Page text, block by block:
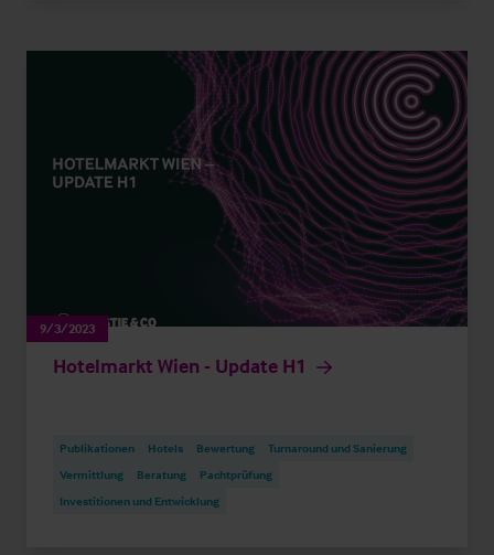
9/3/2023
Hotelmarkt Wien - Update H1
Publikationen Hotels Bewertung
Turnaround und Sanierung
Vermittlung
Beratung
Pachtprüfung
Investitionen und Entwicklung